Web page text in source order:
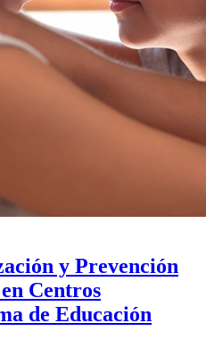
y Prevención
Centros
de Educación